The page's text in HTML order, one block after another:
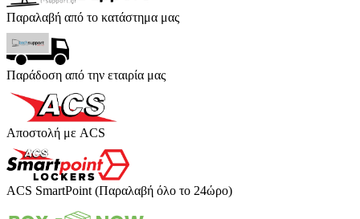
Παραλαβή από το κατάστημα μας
Παράδοση από την εταιρία μας
Αποστολή με ACS
ACS SmartPoint (Παραλαβή όλο το 24ώρο)